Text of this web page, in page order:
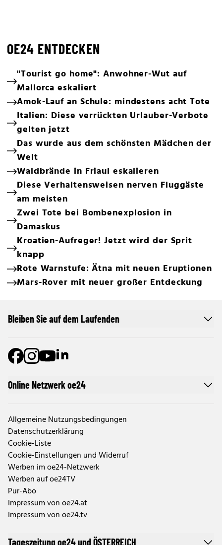
OE24 ENTDECKEN
"Tourist go home": Anwohner-Wut auf
Mallorca eskaliert
Amok-Lauf an Schule: mindestens acht Tote
Italien: Diese verrückten Urlauber-Verbote
gelten jetzt
Das wurde aus dem schönsten Mädchen der
Welt
Waldbrände in Friaul eskalieren
Diese Verhaltensweisen nerven Fluggäste
am meisten
Zwei Tote bei Bombenexplosion in
Damaskus
Kroatien-Aufreger! Jetzt wird der Sprit
knapp
Rote Warnstufe: Ätna mit neuen Eruptionen
Mars-Rover mit neuer großer Entdeckung
Online Netzwerk oe24
Allgemeine Nutzungsbedingungen
Datenschutzerklärung
Cookie-Liste
Cookie-Einstellungen und Widerruf
Werben im oe24-Netzwerk
Werben auf oe24TV
Pur-Abo
Impressum von oe24.at
Impressum von oe24.tv
Tageszeitung oe24 und ÖSTERREICH
Bleiben Sie auf dem Laufenden